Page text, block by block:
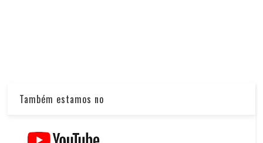
Também estamos no